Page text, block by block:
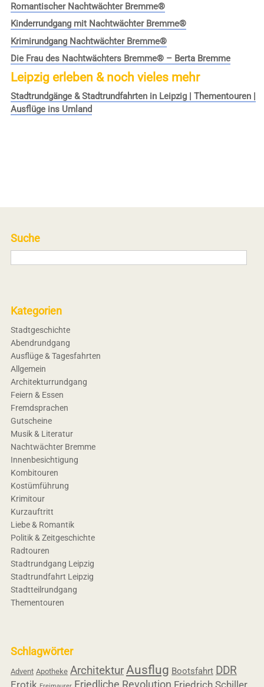
Romantischer Nachtwächter Bremme®
Kinderrundgang mit Nachtwächter Bremme®
Krimirundgang Nachtwächter Bremme®
Die Frau des Nachtwächters Bremme® – Berta Bremme
Leipzig erleben & noch vieles mehr
Stadtrundgänge & Stadtrundfahrten in Leipzig | Thementouren |
Ausflüge ins Umland
Suche
Kategorien
Stadtgeschichte
Abendrundgang
Ausflüge & Tagesfahrten
Allgemein
Architekturrundgang
Feiern & Essen
Fremdsprachen
Gutscheine
Musik & Literatur
Nachtwächter Bremme
Innenbesichtigung
Kombitouren
Kostümführung
Krimitour
Kurzauftritt
Liebe & Romantik
Politik & Zeitgeschichte
Radtouren
Stadtrundgang Leipzig
Stadtrundfahrt Leipzig
Stadtteilrundgang
Thementouren
Schlagwörter
Advent Apotheke ArchitekturAusflug Bootsfahrt DDR